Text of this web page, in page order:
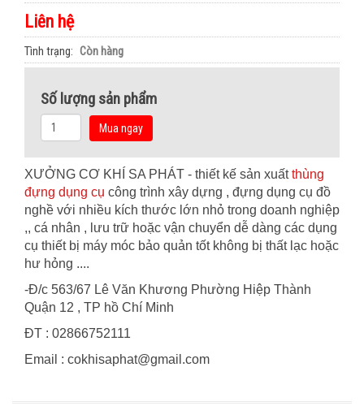
Liên hệ
Tình trạng Còn hàng
Số lượng sản phẩm
Mua ngay
XƯỞNG CƠ KHÍ SA PHÁT - thiết kế sản xuấtthùng
đựng dụng cụ công trình xây dựng , đựng dụng cụ đồ
nghề với nhiều kích thước lớn nhỏ trong doanh nghiệp
,, cá nhân , lưu trữ hoặc vận chuyển dễ dàng các dụng
cụ thiết bị máy móc bảo quản tốt không bị thất lạc hoặc
hư hỏng ....
-Đ/c 563/67 Lê Văn Khương Phường Hiệp Thành
Quận 12 , TP hồ Chí Minh
ĐT : 02866752111
Email : cokhisaphat@gmail.com